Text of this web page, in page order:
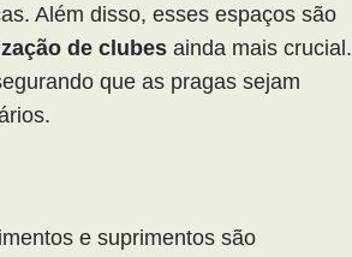
Além disso, esses espaços são
de clubes ainda mais crucial.
que as pragas sejam
e suprimentos são